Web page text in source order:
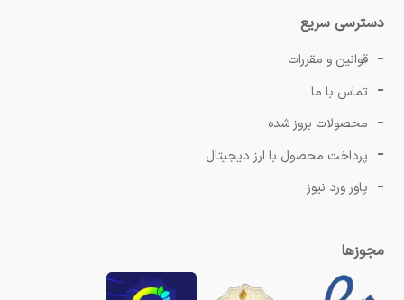
دسترسی سریع
قوانین و مقررات
تماس با ما
محصولات بروز شده
پرداخت محصول با ارز دیجیتال
پاور ورد نیوز
مجوزها